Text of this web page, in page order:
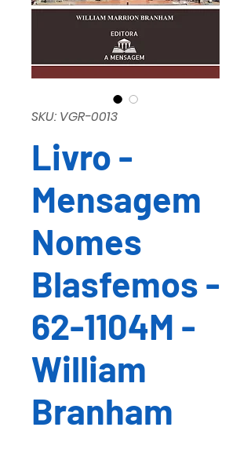
SKU: VGR-0013
Livro -
Mensagem
Nomes
Blasfemos -
62-1104M -
William
Branham